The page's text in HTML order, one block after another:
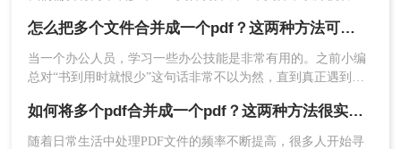
法~
怎么把多个文件合并成一个pdf？这两种方法可轻松合并多个文件~
当一个办公人员，学习一些办公技能是非常有用的。之前小编
总对“书到用时就恨少”这句话非常不以为然，直到真正遇到的
学点东西，等用到的时候也不会变得手忙脚乱。你知道怎么把
多个文件合并成一个pdf吗？今日小编就跟你分享pdf合并。
如何将多个pdf合并成一个pdf？这两种方法很实用！
随着日常生活中处理PDF文件的频率不断提高，很多人开始寻